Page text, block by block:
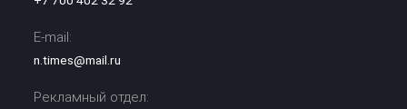
E-mail:
n.times@mail.ru
Рекламный отдел: